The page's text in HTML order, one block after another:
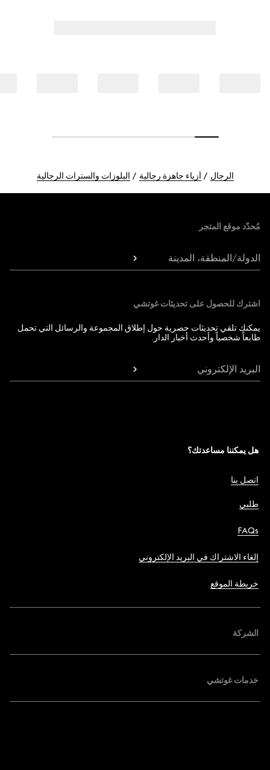
الرجال أزياء جاهزة رجالية البلوزات والسترات الرجالية
مُحدّد موقع المتجر
الدولة/المنطقة، المدينة
اشترك للحصول على تحديثات غوتشي
يمكنك تلقي تحديثات حصرية حول إطلاق المجموعة والرسائل التي تحمل
طابعاً شخصياً وأحدث أخبار الدار.
البريد الإلكتروني
هل يمكننا مساعدتك؟
اتصل بنا
طلبي
FAQs
إلغاء الاشتراك في البريد الإلكتروني
خريطة الموقع
الشركة
خدمات غوتشي